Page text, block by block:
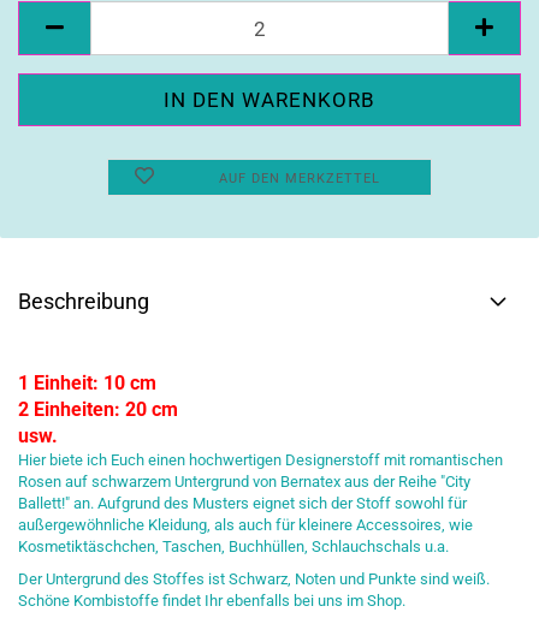
AUF DEN MERKZETTEL
Beschreibung
1 Einheit: 10 cm
2 Einheiten: 20 cm
usw.
Hier biete ich Euch einen hochwertigen Designerstoff mit romantischen
Rosen auf schwarzem Untergrund von Bernatex aus der Reihe "City
Ballett!" an. Aufgrund des Musters eignet sich der Stoff sowohl für
außergewöhnliche Kleidung, als auch für kleinere Accessoires, wie
Kosmetiktäschchen, Taschen, Buchhüllen, Schlauchschals u.a.
Der Untergrund des Stoffes ist Schwarz, Noten und Punkte sind weiß.
Schöne Kombistoffe findet Ihr ebenfalls bei uns im Shop.